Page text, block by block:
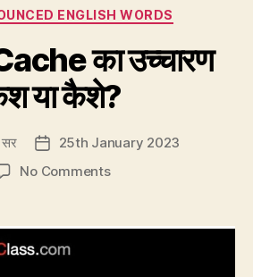
Categories
ENGLISH WORDS
का उच्चारण
या कैशे?
Post
date
25th January 2023
No Commentson
का